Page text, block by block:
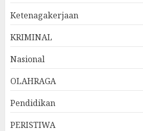
Ketenagakerjaan
KRIMINAL
Nasional
OLAHRAGA
Pendidikan
PERISTIWA